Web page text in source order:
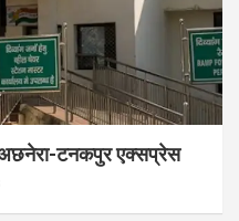
टनकपुर एक्सप्रेस